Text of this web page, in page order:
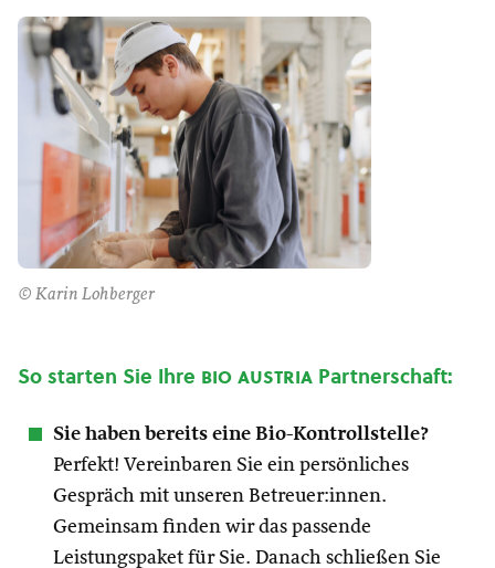
© Karin Lohberger
So starten Sie Ihre bio austria Partnerschaft:
Sie haben bereits eine Bio-Kontrollstelle?
Perfekt! Vereinbaren Sie ein persönliches
Gespräch mit unseren Betreuer:innen.
Gemeinsam finden wir das passende
Leistungspaket für Sie. Danach schließen Sie